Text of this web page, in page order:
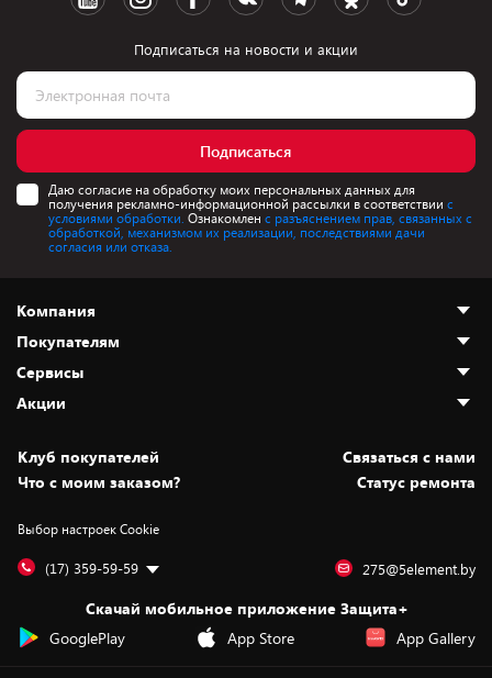
Подписаться на новости и акции
Подписаться
Даю согласие на обработку моих персональных данных для
получения рекламно-информационной рассылки в соответствии с
условиями обработки. Ознакомлен с разъяснением прав, связанных с
обработкой, механизмом их реализации, последствиями дачи
согласия или отказа.
Компания
О нас
Адреса магазинов
Новости
Статьи и обзоры
Вакансии
Дай пять добру!
Покупателям
Как сделать заказ
Оплата и доставка
Безналичный расчёт
Обмен и возврат товара
Обработка персональных данных
Подарочные карты
Сервисы
Установка техники
Для игровых консолей
Для мобильных устройств
Для компьютеров
Сервисные центры
Акции
Скидки и промокоды
Белорусские товары
Бонусы
Оплата частями
Уценка
Клуб покупателей
Cвязаться с нами
Что с моим заказом?
Статус ремонта
Выбор настроек Cookie
(17) 359-59-59 275@5element.by
Скачай мобильное приложение Защита+
GooglePlay
App Store App Gallery